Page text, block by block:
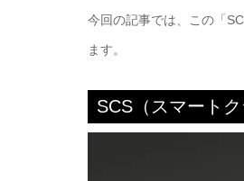
今回の記事では、この「
ます。
SCS（スマート